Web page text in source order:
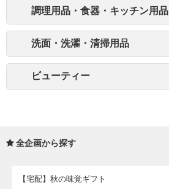
調理用品・食器・キッチン用品
洗面・洗濯・清掃用品
ビューティー
全企画から探す
【宅配】秋の味覚ギフト